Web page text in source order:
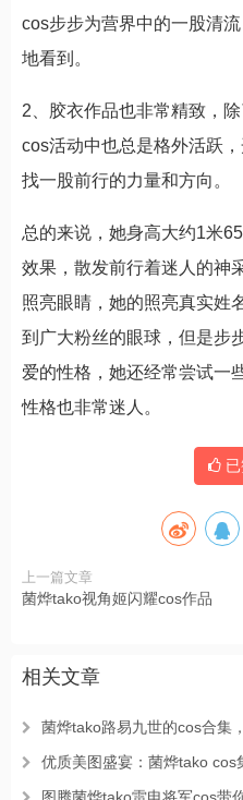
cos步步为营界中的一股清
地看到。
2、胶衣作品也非常精致，
cos活动中也总是格外活跃
找一股前行的力量和方向。
总的来说，她身高大约1米
效果，散发前行着迷人的神
照亮眼睛，她的照亮真实姓
到广大粉丝的眼球，但是步
爱的性格，她还经常尝试一
性格也非常迷人。
上一篇文章
菌烨tako视角姬闪耀cos作品
相关文章
菌烨tako路易九世的cos合集
优质美图盛宴：菌烨tako cos